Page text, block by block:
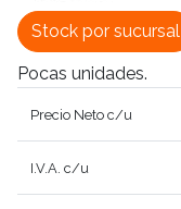
Stock por sucursal
Pocas unidades.
Precio Neto c/u
I.V.A. c/u